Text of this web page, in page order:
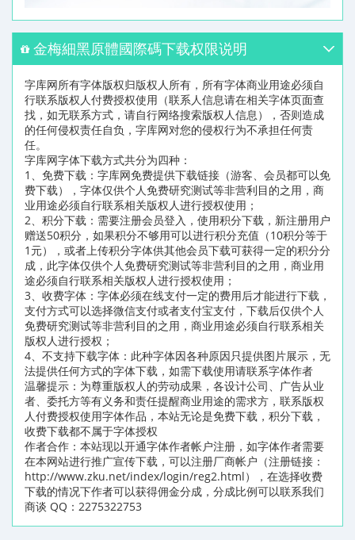
金梅細黑原體國際碼下载权限说明
字库网所有字体版权归版权人所有，所有字体商业用途必须自
行联系版权人付费授权使用（联系人信息请在相关字体页面查
找，如无联系方式，请自行网络搜索版权人信息），否则造成
的任何侵权责任自负，字库网对您的侵权行为不承担任何责
任。
字库网字体下载方式共分为四种：
1、免费下载：字库网免费提供下载链接（游客、会员都可以免
费下载），字体仅供个人免费研究测试等非营利目的之用，商
业用途必须自行联系相关版权人进行授权使用；
2、积分下载：需要注册会员登入，使用积分下载，新注册用户
赠送50积分，如果积分不够用可以进行积分充值（10积分等于
1元），或者上传积分字体供其他会员下载可获得一定的积分分
成，此字体仅供个人免费研究测试等非营利目的之用，商业用
途必须自行联系相关版权人进行授权使用；
3、收费字体：字体必须在线支付一定的费用后才能进行下载，
支付方式可以选择微信支付或者支付宝支付，下载后仅供个人
免费研究测试等非营利目的之用，商业用途必须自行联系相关
版权人进行授权；
4、不支持下载字体：此种字体因各种原因只提供图片展示，无
法提供任何方式的字体下载，如需下载使用请联系字体作者
温馨提示：为尊重版权人的劳动成果，各设计公司、广告从业
者、委托方等有义务和责任提醒商业用途的需求方，联系版权
人付费授权使用字体作品，本站无论是免费下载，积分下载，
收费下载都不属于字体授权
作者合作：本站现以开通字体作者帐户注册，如字体作者需要
在本网站进行推广宣传下载，可以注册厂商帐户（注册链接：
http://www.zku.net/index/login/reg2.html），在选择收费
下载的情况下作者可以获得佣金分成，分成比例可以联系我们
商谈 QQ：2275322753